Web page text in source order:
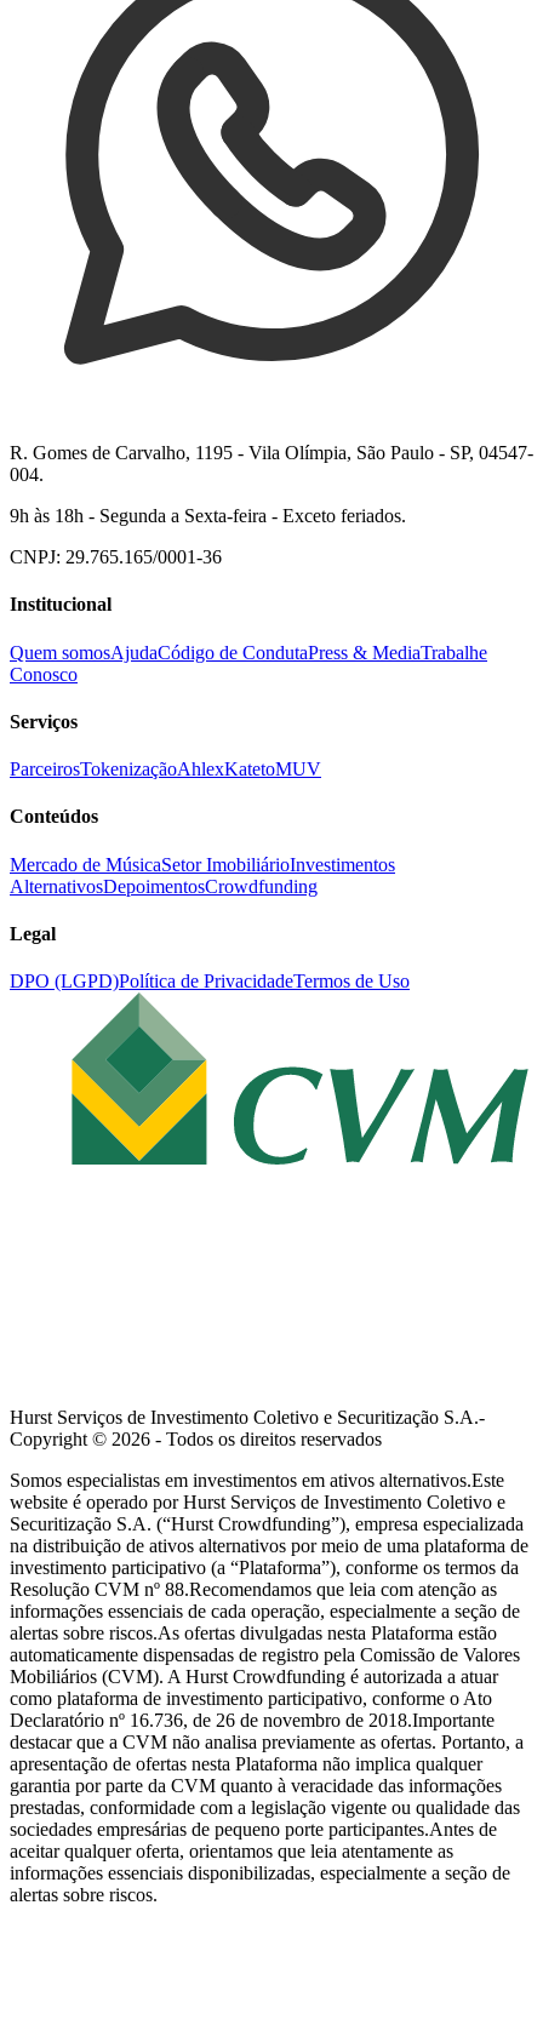
R. Gomes de Carvalho, 1195 - Vila Olímpia, São Paulo - SP, 04547-
004.
9h às 18h - Segunda a Sexta-feira - Exceto feriados.
CNPJ: 29.765.165/0001-36
Institucional
Quem somosAjudaCódigo de CondutaPress & MediaTrabalhe
Conosco
Serviços
ParceirosTokenizaçãoAhlexKatetoMUV
Conteúdos
Mercado de MúsicaSetor ImobiliárioInvestimentos
AlternativosDepoimentosCrowdfunding
Legal
DPO (LGPD)Política de PrivacidadeTermos de Uso
Hurst Serviços de Investimento Coletivo e Securitização S.A.-
Copyright © 2026 - Todos os direitos reservados
Somos especialistas em investimentos em ativos alternativos.Este
website é operado por Hurst Serviços de Investimento Coletivo e
Securitização S.A. (“Hurst Crowdfunding”), empresa especializada
na distribuição de ativos alternativos por meio de uma plataforma de
investimento participativo (a “Plataforma”), conforme os termos da
Resolução CVM nº 88.Recomendamos que leia com atenção as
informações essenciais de cada operação, especialmente a seção de
alertas sobre riscos.As ofertas divulgadas nesta Plataforma estão
automaticamente dispensadas de registro pela Comissão de Valores
Mobiliários (CVM). A Hurst Crowdfunding é autorizada a atuar
como plataforma de investimento participativo, conforme o Ato
Declaratório nº 16.736, de 26 de novembro de 2018.Importante
destacar que a CVM não analisa previamente as ofertas. Portanto, a
apresentação de ofertas nesta Plataforma não implica qualquer
garantia por parte da CVM quanto à veracidade das informações
prestadas, conformidade com a legislação vigente ou qualidade das
sociedades empresárias de pequeno porte participantes.Antes de
aceitar qualquer oferta, orientamos que leia atentamente as
informações essenciais disponibilizadas, especialmente a seção de
alertas sobre riscos.